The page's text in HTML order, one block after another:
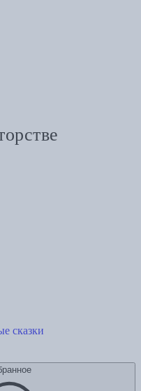
сказки